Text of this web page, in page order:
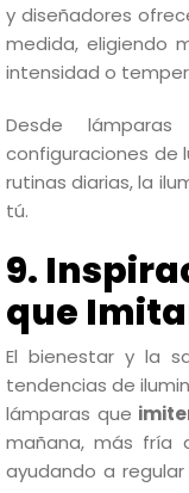
y diseñadores
medida, eligiendo
intensidad o
Desde
configuraciones de
rutinas diarias, la
tú.
9.
que
El bienestar y la
tendencias de
lámparas que
mañana, más fría
ayudando a